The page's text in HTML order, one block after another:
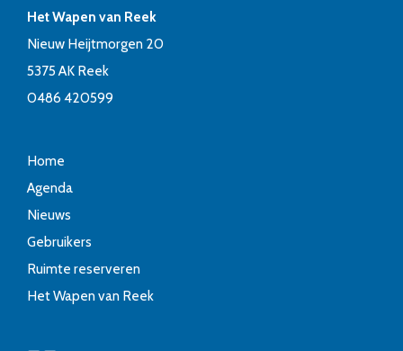
Het Wapen van Reek
Nieuw Heijtmorgen 20
5375 AK Reek
0486 420599
Home
Agenda
Nieuws
Gebruikers
Ruimte reserveren
Het Wapen van Reek